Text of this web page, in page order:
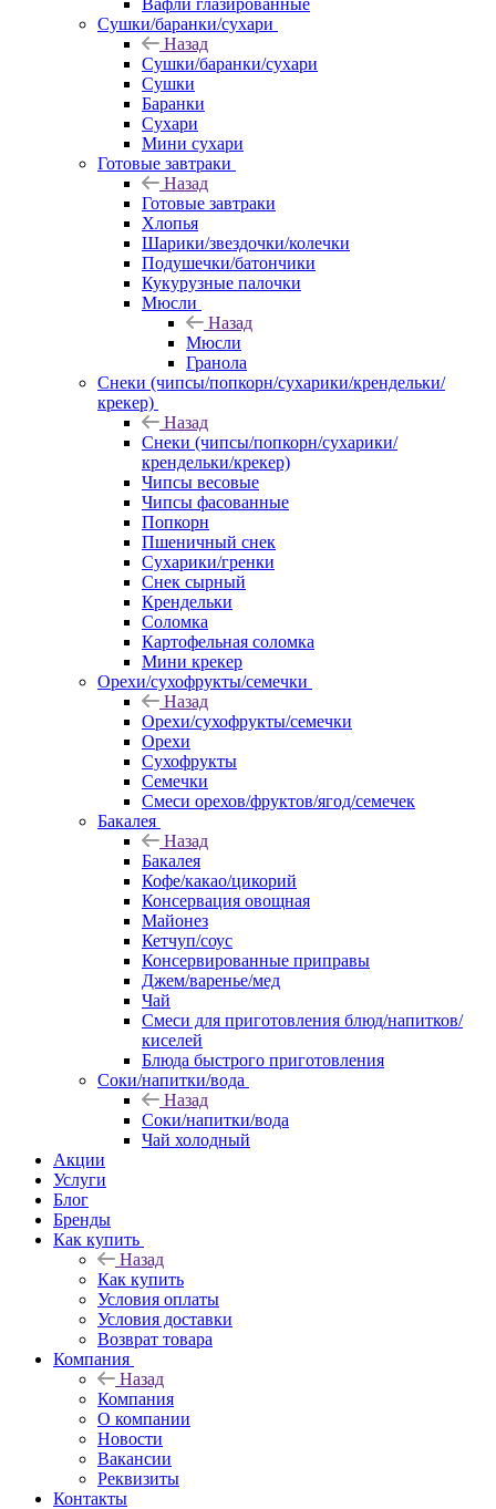
Вафли глазированные
Сушки/баранки/сухари
Назад
Сушки/баранки/сухари
Сушки
Баранки
Сухари
Мини сухари
Готовые завтраки
Назад
Готовые завтраки
Хлопья
Шарики/звездочки/колечки
Подушечки/батончики
Кукурузные палочки
Мюсли
Назад
Мюсли
Гранола
Снеки (чипсы/попкорн/сухарики/крендельки/
крекер)
Назад
Снеки (чипсы/попкорн/сухарики/
крендельки/крекер)
Чипсы весовые
Чипсы фасованные
Попкорн
Пшеничный снек
Сухарики/гренки
Снек сырный
Крендельки
Соломка
Картофельная соломка
Мини крекер
Орехи/сухофрукты/семечки
Назад
Орехи/сухофрукты/семечки
Орехи
Сухофрукты
Семечки
Смеси орехов/фруктов/ягод/семечек
Бакалея
Назад
Бакалея
Кофе/какао/цикорий
Консервация овощная
Майонез
Кетчуп/соус
Консервированные приправы
Джем/варенье/мед
Чай
Смеси для приготовления блюд/напитков/
киселей
Блюда быстрого приготовления
Соки/напитки/вода
Назад
Соки/напитки/вода
Чай холодный
Акции
Услуги
Блог
Бренды
Как купить
Назад
Как купить
Условия оплаты
Условия доставки
Возврат товара
Компания
Назад
Компания
О компании
Новости
Вакансии
Реквизиты
Контакты